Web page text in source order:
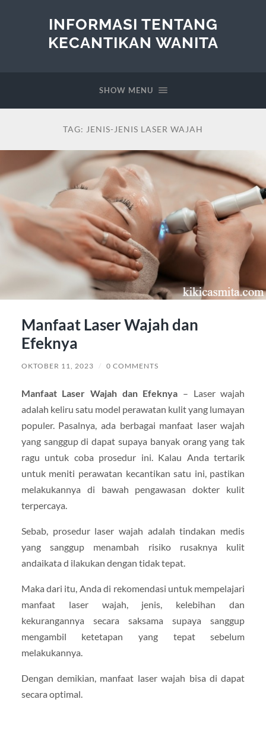
INFORMASI TENTANG
KECANTIKAN WANITA
SHOW MENU
TAG: JENIS-JENIS LASER WAJAH
Manfaat Laser Wajah dan
Efeknya
OKTOBER 11, 2023 / 0 COMMENTS
Manfaat Laser Wajah dan Efeknya – Laser wajah
adalah keliru satu model perawatan kulit yang lumayan
populer. Pasalnya, ada berbagai manfaat laser wajah
yang sanggup di dapat supaya banyak orang yang tak
ragu untuk coba prosedur ini. Kalau Anda tertarik
untuk meniti perawatan kecantikan satu ini, pastikan
melakukannya di bawah pengawasan dokter kulit
terpercaya.
Sebab, prosedur laser wajah adalah tindakan medis
yang sanggup menambah risiko rusaknya kulit
andaikata d ilakukan dengan tidak tepat.
Maka dari itu, Anda di rekomendasi untuk mempelajari
manfaat laser wajah, jenis, kelebihan dan
kekurangannya secara saksama supaya sanggup
mengambil ketetapan yang tepat sebelum
melakukannya.
Dengan demikian, manfaat laser wajah bisa di dapat
secara optimal.